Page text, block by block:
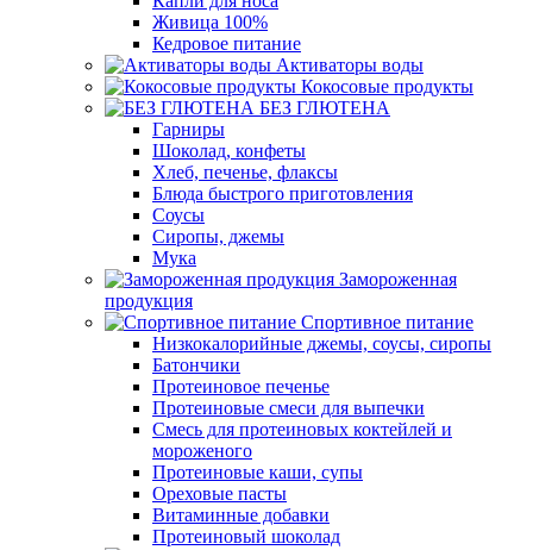
Живица 100%
Кедровое питание
Активаторы воды
Кокосовые продукты
БЕЗ ГЛЮТЕНА
Гарниры
Шоколад, конфеты
Хлеб, печенье, флаксы
Блюда быстрого приготовления
Соусы
Сиропы, джемы
Мука
Замороженная
продукция
Спортивное питание
Низкокалорийные джемы, соусы, сиропы
Батончики
Протеиновое печенье
Протеиновые смеси для выпечки
Смесь для протеиновых коктейлей и
мороженого
Протеиновые каши, супы
Ореховые пасты
Витаминные добавки
Протеиновый шоколад